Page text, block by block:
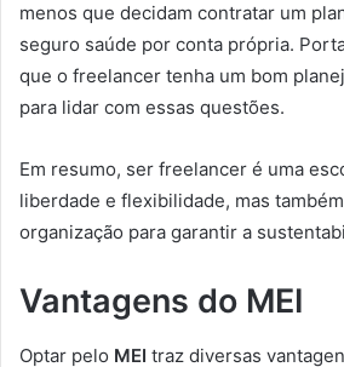
menos que decidam contratar um
seguro saúde por conta própria.
que o freelancer tenha um bom
para lidar com essas questões.
Em resumo, ser freelancer é uma
liberdade e flexibilidade, mas
organização para garantir a
Vantagens do MEI
Optar pelo MEI traz diversas